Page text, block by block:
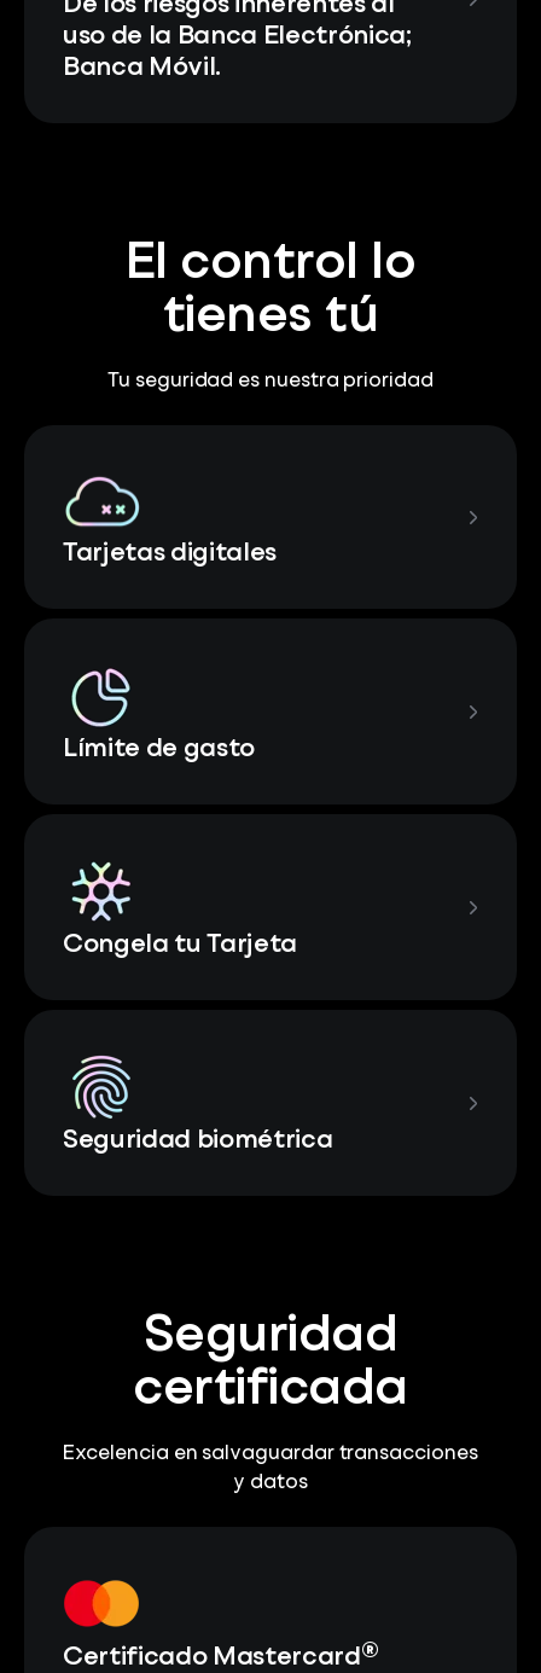
De los riesgos inherentes al
uso de la Banca Electrónica;
Banca Móvil.
El control lo
tienes tú
Tu seguridad es nuestra prioridad
Tarjetas digitales
Límite de gasto
Congela tu Tarjeta
Seguridad biométrica
Seguridad
certificada
Excelencia en salvaguardar transacciones
y datos
Certificado Mastercard®